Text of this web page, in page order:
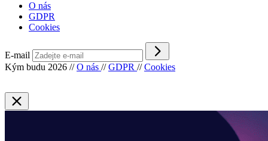
O nás
GDPR
Cookies
E-mail
Kým budu 2026 // O nás // GDPR // Cookies